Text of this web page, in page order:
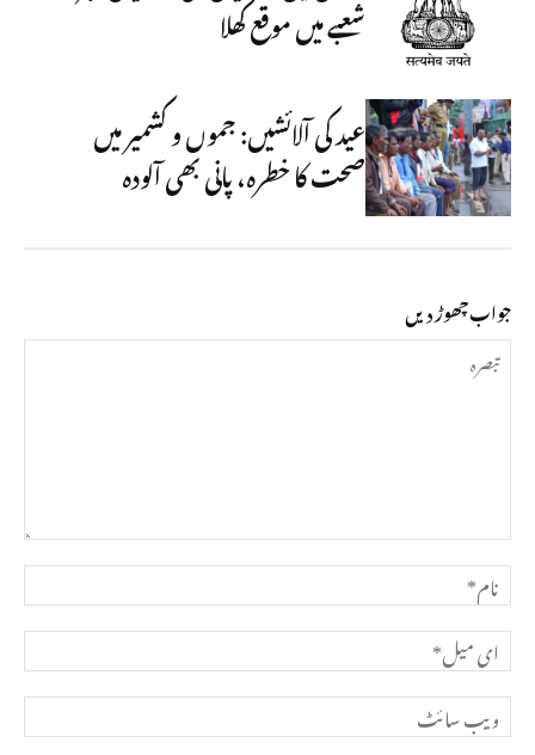
شعبے میں موقع کھلا
عید کی آلائشیں: جموں و کشمیر میں
صحت کا خطرہ، پانی بھی آلودہ
جواب چھوڑ دیں
تبصرہ
نام*
ای
میل*
ویب
سائٹ